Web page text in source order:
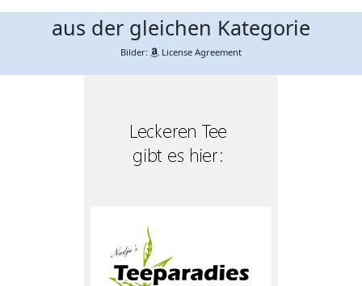
aus der gleichen Kategorie
Bilder: License Agreement